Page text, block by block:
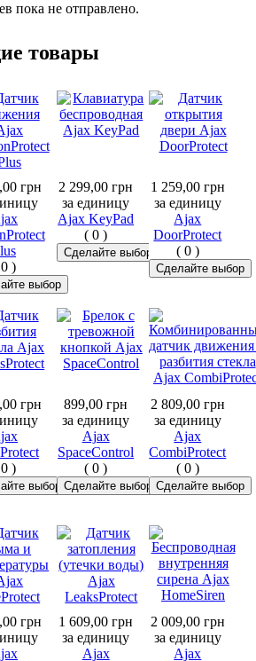
пока не отправлено.
товары
грн
)
2 299,00 грн
за единицу
Ajax KeyPad
( 0)
1 259,00 грн
за единицу
Ajax
DoorProtect
(0 )
грн
)
899,00 грн
за единицу
Ajax
SpaceControl
( 0)
2 809,00 грн
за единицу
Ajax
CombiProtect
(0 )
грн
1 609,00 грн
за единицу
Ajax
2 009,00 грн
за единицу
Ajax